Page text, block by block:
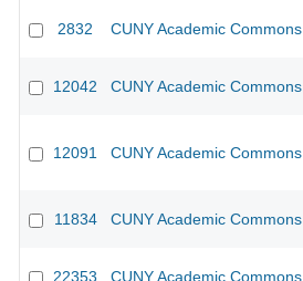
2832 CUNY Academic Commons
12042 CUNY Academic Commons
12091 CUNY Academic Commons
11834 CUNY Academic Commons
22353 CUNY Academic Commons